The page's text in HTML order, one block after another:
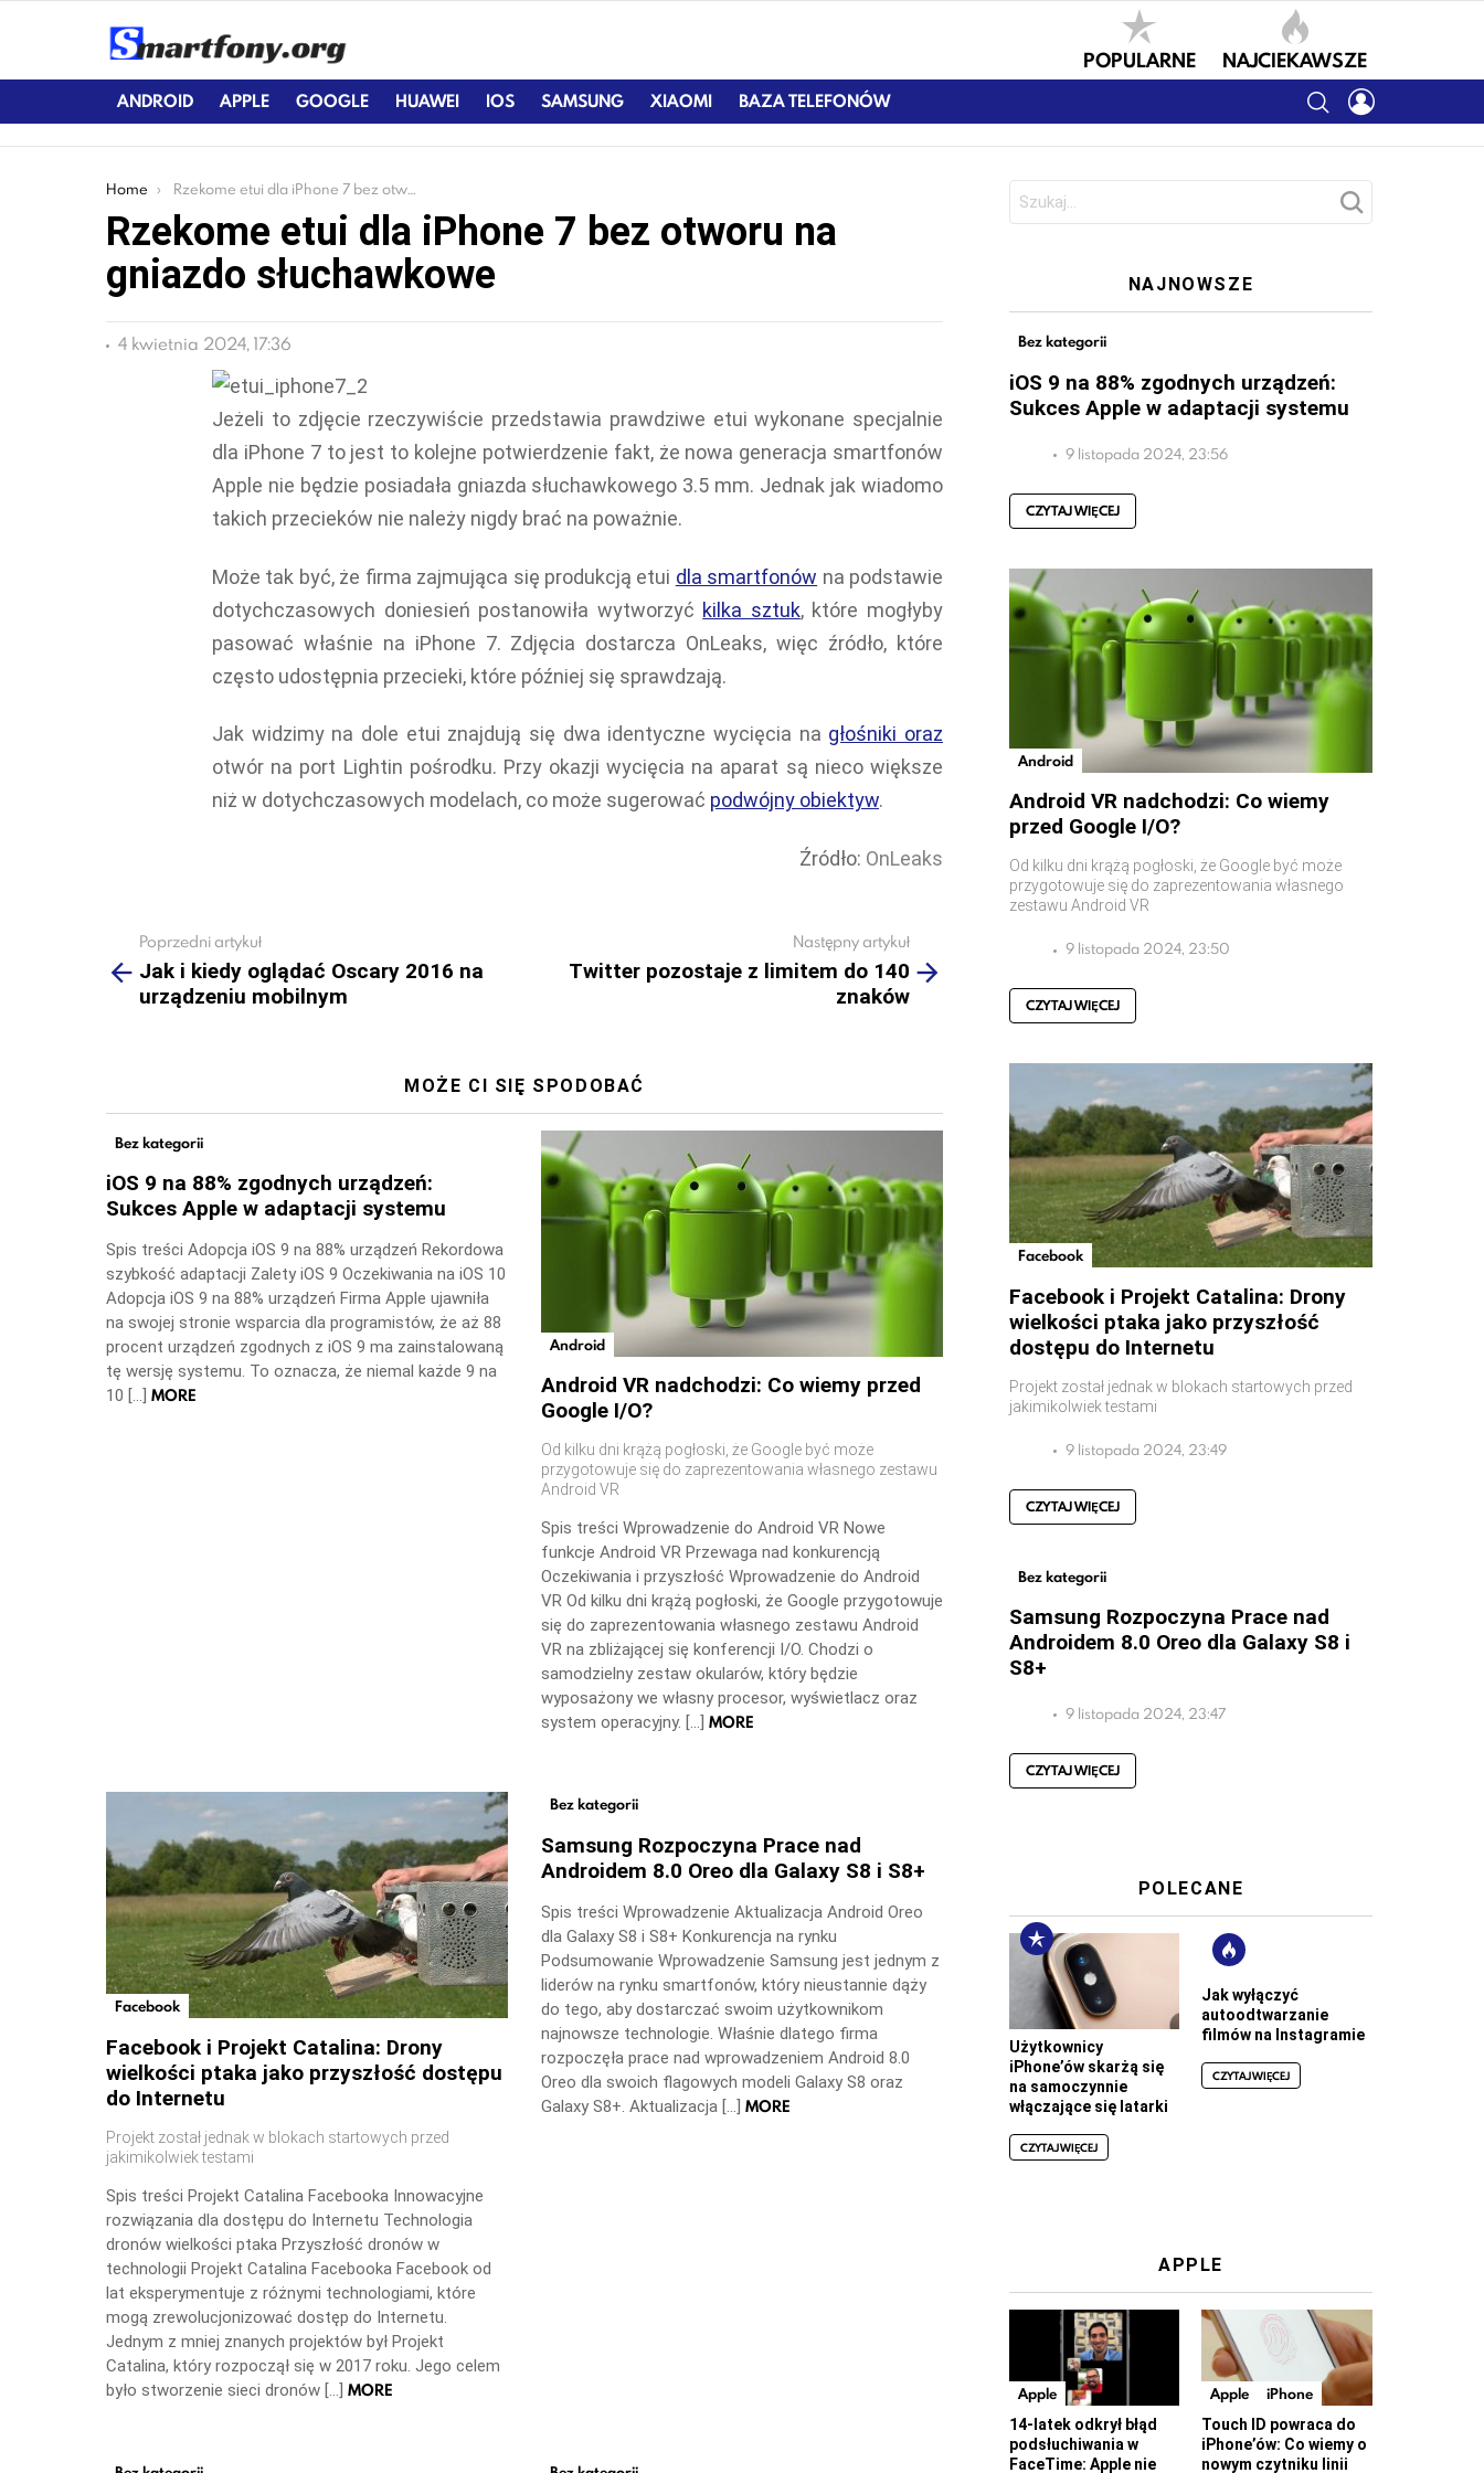
POPULARNE NAJCIEKAWSZE
ANDROID APPLE GOOGLE HUAWEI IOS SAMSUNG XIAOMI BAZA TELEFONÓW SEARCH
You are here:
Home Rzekome etui dla iPhone 7 bez otworu na gniazdo słuchawkowe
Rzekome etui dla iPhone 7 bez otworu na
gniazdo słuchawkowe
4 kwietnia 2024, 17:36
Jeżeli to zdjęcie rzeczywiście przedstawia prawdziwe etui wykonane specjalnie
dla iPhone 7 to jest to kolejne potwierdzenie fakt, że nowa generacja smartfonów
Apple nie będzie posiadała gniazda słuchawkowego 3.5 mm. Jednak jak wiadomo
takich przecieków nie należy nigdy brać na poważnie.
Może tak być, że firma zajmująca się produkcją etui dla smartfonów na podstawie
dotychczasowych doniesień postanowiła wytworzyć kilka sztuk, które mogłyby
pasować właśnie na iPhone 7. Zdjęcia dostarcza OnLeaks, więc źródło, które
często udostępnia przecieki, które później się sprawdzają.
Jak widzimy na dole etui znajdują się dwa identyczne wycięcia na głośniki oraz
otwór na port Lightin pośrodku. Przy okazji wycięcia na aparat są nieco większe
niż w dotychczasowych modelach, co może sugerować podwójny obiektyw.
Źródło: OnLeaks
more
Poprzedni artykuł
Jak i kiedy oglądać Oscary 2016 na
urządzeniu mobilnym
Następny artykuł
Twitter pozostaje z limitem do 140
znaków
MOŻE CI SIĘ SPODOBAĆ
Bez kategorii
iOS 9 na 88% zgodnych urządzeń:
Sukces Apple w adaptacji systemu
Spis treści Adopcja iOS 9 na 88% urządzeń Rekordowa
szybkość adaptacji Zalety iOS 9 Oczekiwania na iOS 10
Adopcja iOS 9 na 88% urządzeń Firma Apple ujawniła
na swojej stronie wsparcia dla programistów, że aż 88
procent urządzeń zgodnych z iOS 9 ma zainstalowaną
tę wersję systemu. To oznacza, że niemal każde 9 na
10 […] MORE
Android
Android VR nadchodzi: Co wiemy przed
Google I/O?
Od kilku dni krążą pogłoski, że Google być może
przygotowuje się do zaprezentowania własnego zestawu
Android VR
Spis treści Wprowadzenie do Android VR Nowe
funkcje Android VR Przewaga nad konkurencją
Oczekiwania i przyszłość Wprowadzenie do Android
VR Od kilku dni krążą pogłoski, że Google przygotowuje
się do zaprezentowania własnego zestawu Android
VR na zbliżającej się konferencji I/O. Chodzi o
samodzielny zestaw okularów, który będzie
wyposażony we własny procesor, wyświetlacz oraz
system operacyjny. […] MORE
Facebook
Facebook i Projekt Catalina: Drony
wielkości ptaka jako przyszłość dostępu
do Internetu
Projekt został jednak w blokach startowych przed
jakimikolwiek testami
Spis treści Projekt Catalina Facebooka Innowacyjne
rozwiązania dla dostępu do Internetu Technologia
dronów wielkości ptaka Przyszłość dronów w
technologii Projekt Catalina Facebooka Facebook od
lat eksperymentuje z różnymi technologiami, które
mogą zrewolucjonizować dostęp do Internetu.
Jednym z mniej znanych projektów był Projekt
Catalina, który rozpoczął się w 2017 roku. Jego celem
było stworzenie sieci dronów […] MORE
Bez kategorii
Samsung Rozpoczyna Prace nad
Androidem 8.0 Oreo dla Galaxy S8 i S8+
Spis treści Wprowadzenie Aktualizacja Android Oreo
dla Galaxy S8 i S8+ Konkurencja na rynku
Podsumowanie Wprowadzenie Samsung jest jednym z
liderów na rynku smartfonów, który nieustannie dąży
do tego, aby dostarczać swoim użytkownikom
najnowsze technologie. Właśnie dlatego firma
rozpoczęła prace nad wprowadzeniem Android 8.0
Oreo dla swoich flagowych modeli Galaxy S8 oraz
Galaxy S8+. Aktualizacja […] MORE
NAJNOWSZE
Bez kategorii
iOS 9 na 88% zgodnych urządzeń:
Sukces Apple w adaptacji systemu
9 listopada 2024, 23:56
CZYTAJ WIĘCEJ
Android
Android VR nadchodzi: Co wiemy
przed Google I/O?
Od kilku dni krążą pogłoski, że Google być może
przygotowuje się do zaprezentowania własnego
zestawu Android VR
9 listopada 2024, 23:50
CZYTAJ WIĘCEJ
Facebook
Facebook i Projekt Catalina: Drony
wielkości ptaka jako przyszłość
dostępu do Internetu
Projekt został jednak w blokach startowych przed
jakimikolwiek testami
9 listopada 2024, 23:49
CZYTAJ WIĘCEJ
Bez kategorii
Samsung Rozpoczyna Prace nad
Androidem 8.0 Oreo dla Galaxy S8 i
S8+
9 listopada 2024, 23:47
CZYTAJ WIĘCEJ
POLECANE
Użytkownicy
iPhone’ów skarżą się
na samoczynnie
włączające się latarki
CZYTAJ WIĘCEJ
Jak wyłączyć
autoodtwarzanie
filmów na Instagramie
CZYTAJ WIĘCEJ
APPLE
Apple
14-latek odkrył błąd
podsłuchiwania w
FaceTime: Apple nie
Apple iPhone
Touch ID powraca do
iPhone’ów: Co wiemy o
nowym czytniku linii